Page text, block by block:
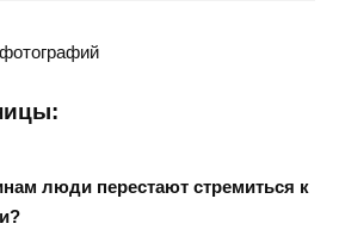
люди перестают стремиться к